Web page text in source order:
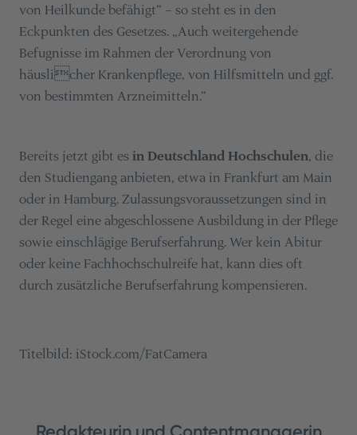
von Heilkunde befähigt“ – so steht es in den
Eckpunkten des Gesetzes. „Auch weitergehende
Befugnisse im Rahmen der Verordnung von
häuslicher Krankenpflege, von Hilfsmitteln und ggf.
von bestimmten Arzneimitteln.“
Bereits jetzt gibt es in Deutschland Hochschulen, die
den Studiengang anbieten, etwa in Frankfurt am Main
oder in Hamburg. Zulassungsvoraussetzungen sind in
der Regel eine abgeschlossene Ausbildung in der Pflege
sowie einschlägige Berufserfahrung. Wer kein Abitur
oder keine Fachhochschulreife hat, kann dies oft
durch zusätzliche Berufserfahrung kompensieren.
Titelbild: iStock.com/FatCamera